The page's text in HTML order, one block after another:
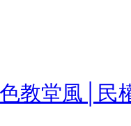
教堂風│民